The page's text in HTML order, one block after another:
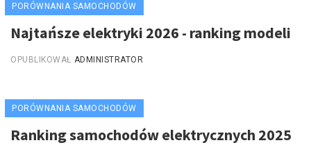
PORÓWNANIA SAMOCHODÓW
Najtańsze elektryki 2026 - ranking modeli
OPUBLIKOWAŁ ADMINISTRATOR
PORÓWNANIA SAMOCHODÓW
Ranking samochodów elektrycznych 2025